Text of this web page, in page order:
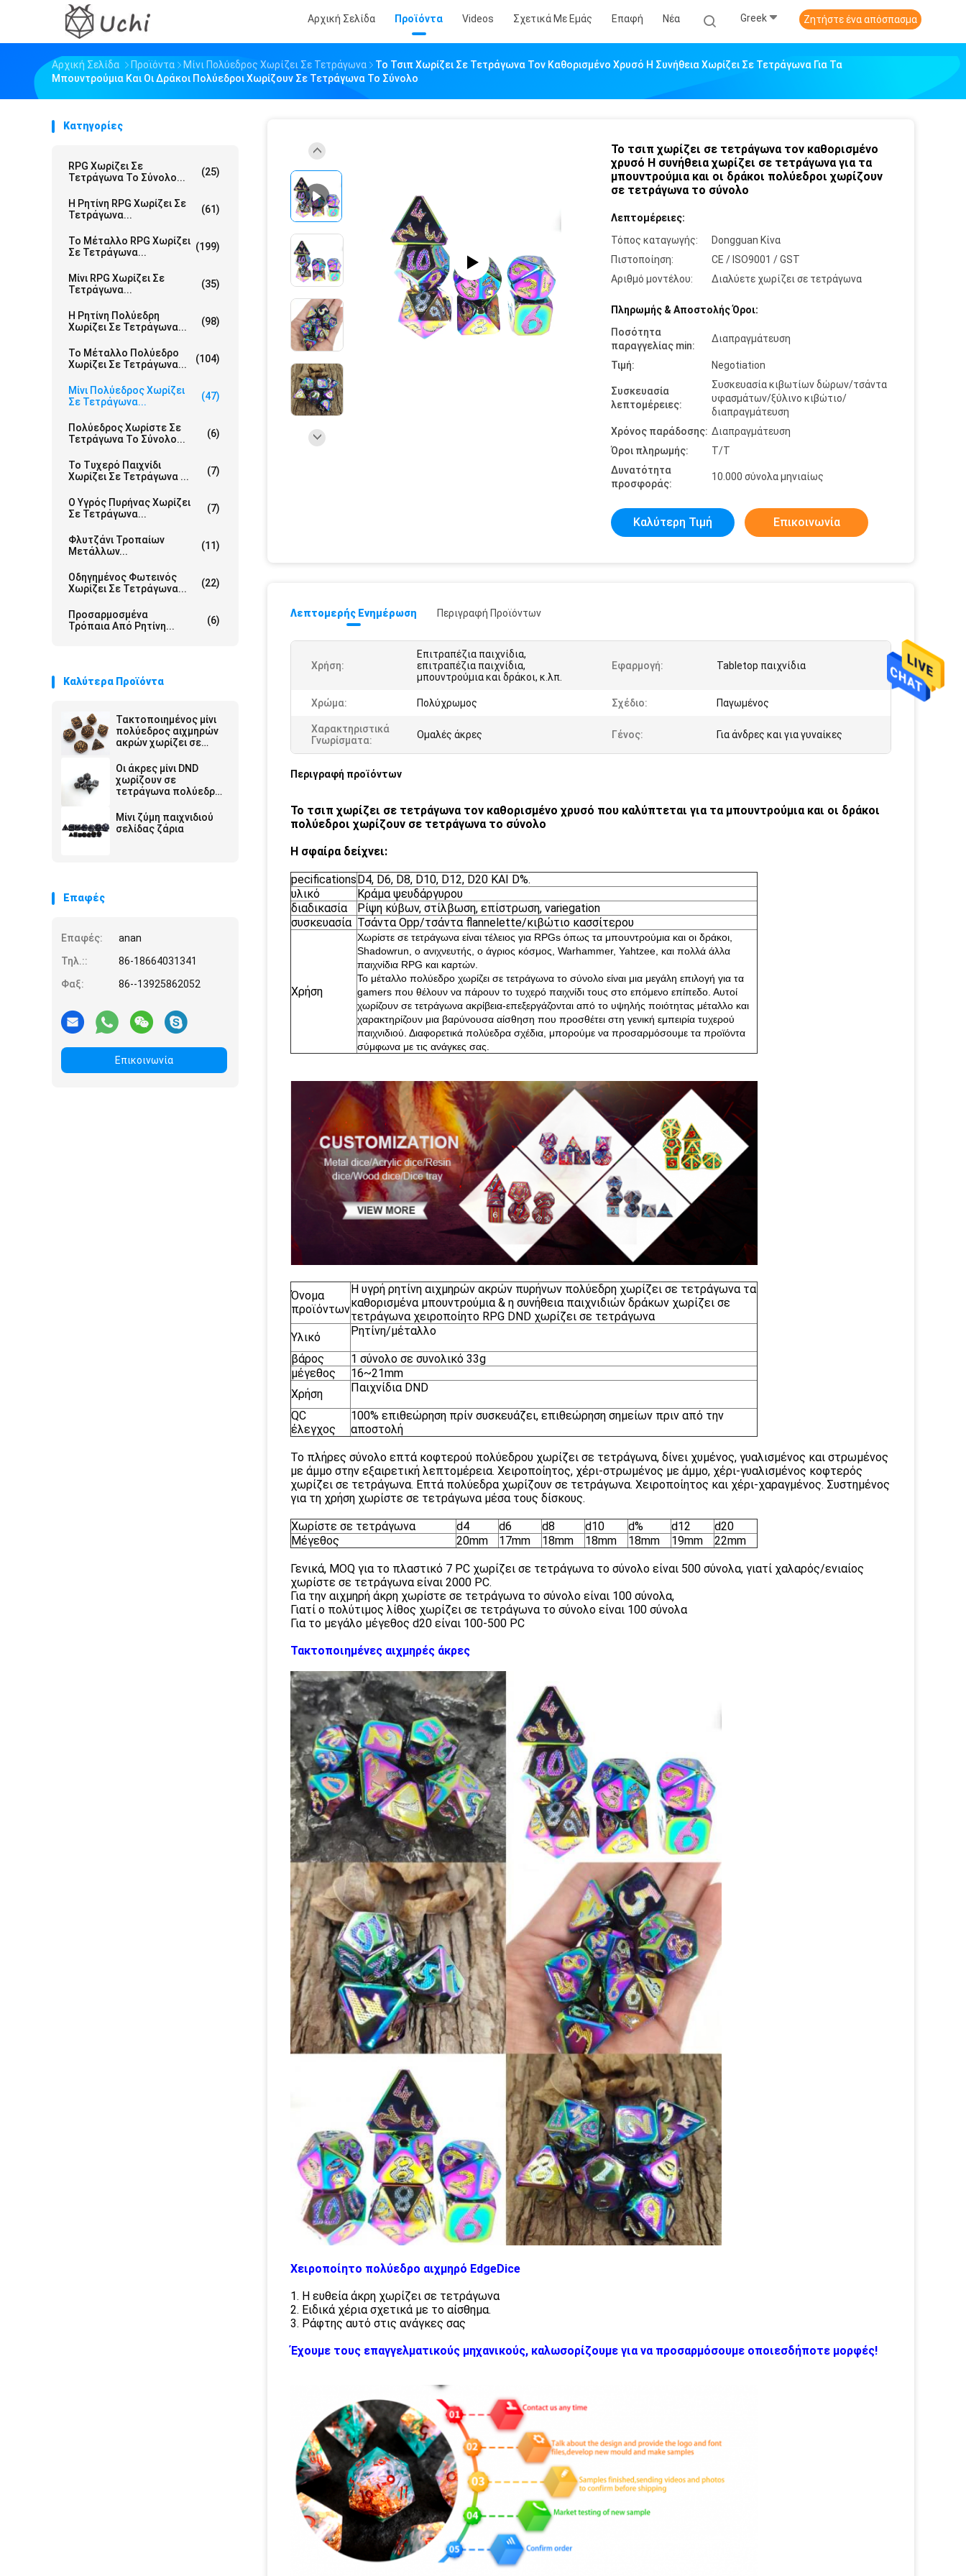
Αρχική Σελίδα Προϊόντα Videos Σχετικά Με Εμάς Επαφή Νέα Greek Ζητήστε ένα απόσπασμα
Αρχική Σελίδα Προϊόντα Μίνι Πολύεδρος Χωρίζει Σε Τετράγωνα
Το Τσιπ Χωρίζει Σε Τετράγωνα Τον Καθορισμένο Χρυσό Η Συνήθεια Χωρίζει Σε Τετράγωνα Για Τα
Μπουντρούμια Και Οι Δράκοι Πολύεδροι Χωρίζουν Σε Τετράγωνα Το Σύνολο
Κατηγορίες
RPG Χωρίζει Σε
Τετράγωνα Το Σύνολο...
(25)
Η Ρητίνη RPG Χωρίζει Σε
Τετράγωνα...
(61)
Το Μέταλλο RPG Χωρίζει
Σε Τετράγωνα...
(199)
Μίνι RPG Χωρίζει Σε
Τετράγωνα...
(35)
Η Ρητίνη Πολύεδρη
Χωρίζει Σε Τετράγωνα...
(98)
Το Μέταλλο Πολύεδρο
Χωρίζει Σε Τετράγωνα...
(104)
Μίνι Πολύεδρος Χωρίζει
Σε Τετράγωνα...
(47)
Πολύεδρος Χωρίστε Σε
Τετράγωνα Το Σύνολο...
(6)
Το Τυχερό Παιχνίδι
Χωρίζει Σε Τετράγωνα ...
(7)
Ο Υγρός Πυρήνας Χωρίζει
Σε Τετράγωνα...
(7)
Φλυτζάνι Τροπαίων
Μετάλλων...
(11)
Οδηγημένος Φωτεινός
Χωρίζει Σε Τετράγωνα...
(22)
Προσαρμοσμένα
Τρόπαια Από Ρητίνη...
(6)
Καλύτερα Προϊόντα
Τακτοποιημένος μίνι
πολύεδρος αιχμηρών
ακρών χωρίζει σε
DND - ανθεκτικός
εύρωστος
Οι άκρες μίνι DND
χωρίζουν σε
τετράγωνα πολύεδρο
D12 D20
Μίνι ζύμη παιχνιδιού
σελίδας ζάρια
Επαφές
Επαφές:
anan
Τηλ.::
86-18664031341
Φαξ:
86--13925862052
Επικοινωνία
Το τσιπ χωρίζει σε τετράγωνα τον καθορισμένο
χρυσό Η συνήθεια χωρίζει σε τετράγωνα για τα
μπουντρούμια και οι δράκοι πολύεδροι χωρίζουν
σε τετράγωνα το σύνολο
Λεπτομέρειες:
Τόπος καταγωγής:
Dongguan Κίνα
Πιστοποίηση:
CE / ISO9001 / GST
Αριθμό μοντέλου:
Διαλύετε χωρίζει σε τετράγωνα
Πληρωμής & Αποστολής Όροι:
Ποσότητα
παραγγελίας min:
Διαπραγμάτευση
Τιμή: Negotiation
Συσκευασία
λεπτομέρειες:
Συσκευασία κιβωτίων δώρων/τσάντα
υφασμάτων/ξύλινο κιβώτιο/
διαπραγμάτευση
Χρόνος παράδοσης: Διαπραγμάτευση
Όροι πληρωμής:
T/T
Δυνατότητα
προσφοράς:
10.000 σύνολα μηνιαίως
Καλύτερη Τιμή Επικοινωνία
Λεπτομερής Ενημέρωση Περιγραφή Προϊόντων
Χρήση:
Επιτραπέζια παιχνίδια,
επιτραπέζια παιχνίδια,
μπουντρούμια και δράκοι, κ.λπ.
Εφαρμογή: Tabletop παιχνίδια
Χρώμα: Πολύχρωμος Σχέδιο: Παγωμένος
Χαρακτηριστικά
Γνωρίσματα:
Ομαλές άκρες Γένος: Για άνδρες και για γυναίκες
Περιγραφή προϊόντων
Το τσιπ χωρίζει σε τετράγωνα τον καθορισμένο χρυσό που καλύπτεται για τα μπουντρούμια και οι δράκοι
πολύεδροι χωρίζουν σε τετράγωνα το σύνολο
Η σφαίρα δείχνει:
pecificationsD4, D6, D8, D10, D12, D20 ΚΑΙ D%.
υλικό
Κράμα ψευδάργυρου
διαδικασία
Ρίψη κύβων, στίλβωση, επίστρωση, variegation
συσκευασία Τσάντα Opp/τσάντα flannelette/κιβώτιο κασσίτερου
Χρήση
Χωρίστε σε τετράγωνα είναι τέλειος για RPGs όπως τα μπουντρούμια και οι δράκοι,
Shadowrun, ο ανιχνευτής, ο άγριος κόσμος, Warhammer, Yahtzee, και πολλά άλλα
παιχνίδια RPG και καρτών.
Το μέταλλο πολύεδρο χωρίζει σε τετράγωνα το σύνολο είναι μια μεγάλη επιλογή για τα
gamers που θέλουν να πάρουν το τυχερό παιχνίδι τους στο επόμενο επίπεδο. Αυτοί
χωρίζουν σε τετράγωνα ακρίβεια-επεξεργάζονται από το υψηλής ποιότητας μέταλλο και
χαρακτηρίζουν μια βαρύνουσα αίσθηση που προσθέτει στη γενική εμπειρία τυχερού
παιχνιδιού. Διαφορετικά πολύεδρα σχέδια, μπορούμε να προσαρμόσουμε τα προϊόντα
σύμφωνα με τις ανάγκες σας.
Όνομα
προϊόντων
Η υγρή ρητίνη αιχμηρών ακρών πυρήνων πολύεδρη χωρίζει σε τετράγωνα τα
καθορισμένα μπουντρούμια & η συνήθεια παιχνιδιών δράκων χωρίζει σε
τετράγωνα χειροποίητο RPG DND χωρίζει σε τετράγωνα
Υλικό
Ρητίνη/μέταλλο
βάρος
1 σύνολο σε συνολικό 33g
μέγεθος
16~21mm
Χρήση
Παιχνίδια DND
QC
έλεγχος
100% επιθεώρηση πρίν συσκευάζει, επιθεώρηση σημείων πριν από την
αποστολή
Το πλήρες σύνολο επτά κοφτερού πολύεδρου χωρίζει σε τετράγωνα, δίνει χυμένος, γυαλισμένος και στρωμένος
με άμμο στην εξαιρετική λεπτομέρεια. Χειροποίητος, χέρι-στρωμένος με άμμο, χέρι-γυαλισμένος κοφτερός
χωρίζει σε τετράγωνα. Επτά πολύεδρα χωρίζουν σε τετράγωνα. Χειροποίητος και χέρι-χαραγμένος. Συστημένος
για τη χρήση χωρίστε σε τετράγωνα μέσα τους δίσκους.
Χωρίστε σε τετράγωνα d4 d6 d8 d10 d% d12
d20
Μέγεθος
20mm 17mm 18mm 18mm 18mm 19mm 22mm
Γενικά, MOQ για το πλαστικό 7 PC χωρίζει σε τετράγωνα το σύνολο είναι 500 σύνολα, γιατί χαλαρός/ενιαίος
χωρίστε σε τετράγωνα είναι 2000 PC.
Για την αιχμηρή άκρη χωρίστε σε τετράγωνα το σύνολο είναι 100 σύνολα,
Γιατί ο πολύτιμος λίθος χωρίζει σε τετράγωνα το σύνολο είναι 100 σύνολα
Για το μεγάλο μέγεθος d20 είναι 100-500 PC
Τακτοποιημένες αιχμηρές άκρες
Χειροποίητο πολύεδρο αιχμηρό EdgeDice
1. Η ευθεία άκρη χωρίζει σε τετράγωνα
2. Ειδικά χέρια σχετικά με το αίσθημα.
3. Ράφτης αυτό στις ανάγκες σας
Έχουμε τους επαγγελματικούς μηχανικούς, καλωσορίζουμε για να προσαρμόσουμε οποιεσδήποτε μορφές!